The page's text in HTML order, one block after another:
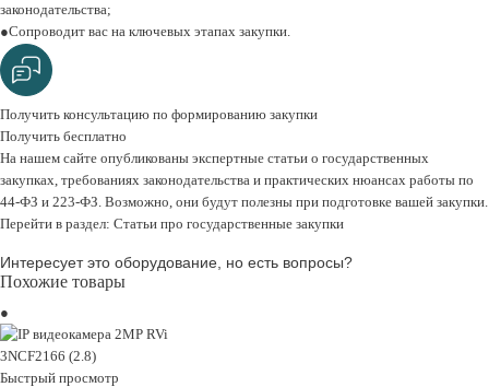
законодательства;
Сопроводит вас на ключевых этапах закупки.
Получить консультацию по формированию закупки
Получить бесплатно
На нашем сайте опубликованы экспертные статьи о государственных
закупках, требованиях законодательства и практических нюансах работы по
44-ФЗ и 223-ФЗ. Возможно, они будут полезны при подготовке вашей закупки.
Перейти в раздел: Статьи про государственные закупки
Интересует это оборудование, но есть вопросы?
Похожие товары
Быстрый просмотр